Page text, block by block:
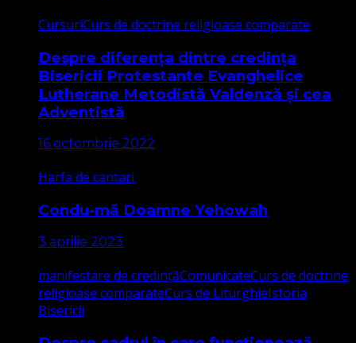
CursuriCurs de doctrine religioase comparate
Despre diferența dintre credința
Bisericii Protestante Evanghelice
Lutherane Metodistă Valdenză și cea
Adventistă
16 octombrie 2022
Harfa de cantari
Condu-mă Doamne Yehowah
3 aprilie 2023
manifestare de credințăComunicateCurs de doctrine
religioase comparateCurs de LiturghieIstoria
Bisericii